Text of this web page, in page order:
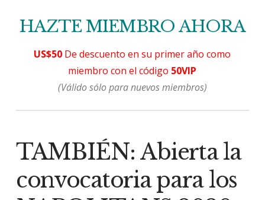
HAZTE MIEMBRO AHORA
US$50 De descuento en su primer año como
miembro con el código 50VIP
(Válido sólo para nuevos miembros)
TAMBIÉN: Abierta la
convocatoria para los